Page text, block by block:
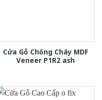
Cửa Gỗ Chống Cháy MDF
Veneer P1R2 ash